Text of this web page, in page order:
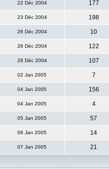
22 Déc 2004 177
23 Déc 2004 198
26 Déc 2004 10
26 Déc 2004 122
26 Déc 2004 107
02 Jan 2005 7
04 Jan 2005 156
04 Jan 2005 4
05 Jan 2005 57
06 Jan 2005 14
07 Jan 2005 21